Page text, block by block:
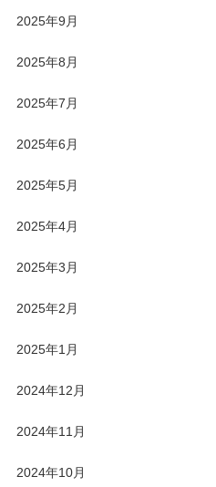
2025年9月
2025年8月
2025年7月
2025年6月
2025年5月
2025年4月
2025年3月
2025年2月
2025年1月
2024年12月
2024年11月
2024年10月